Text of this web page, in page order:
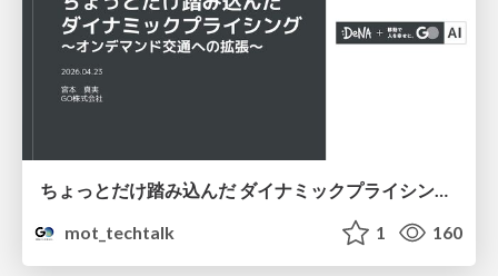
ちょっとだけ踏み込んだ ダイナミックプライシング 〜オンデマンド交通への拡張〜
mot_techtalk
1 160